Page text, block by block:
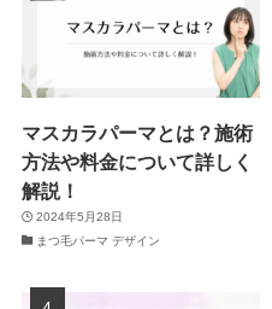
マスカラパーマとは？施術
方法や料金について詳しく
解説！
2024年5月28日
まつ毛パーマ デザイン